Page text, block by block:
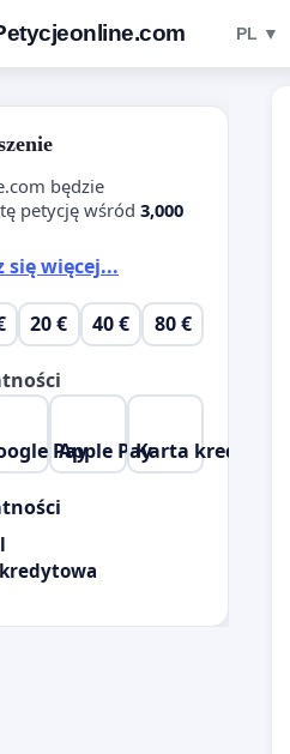
PL ▼
będzie
petycję wśród 3,000
się więcej...
20 € 40 € 80 €
Pay
Apple PayKarta kredytowa